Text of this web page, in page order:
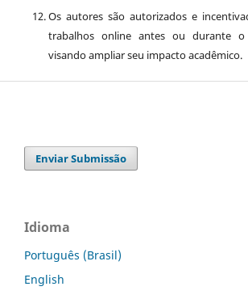
Os autores são autorizados e
trabalhos online antes ou durante o
visando ampliar seu impacto acadêmico.
Enviar Submissão
Idioma
Português (Brasil)
English